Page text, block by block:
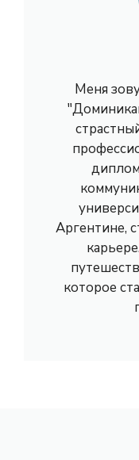
Меня
Аргентине,
которое